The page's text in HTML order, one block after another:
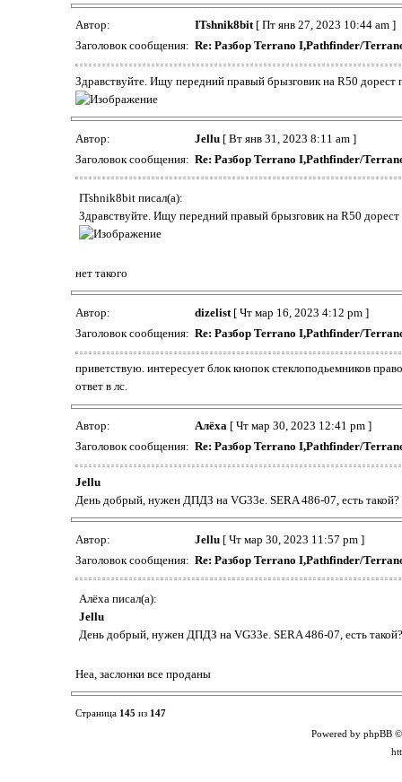
Автор: ITshnik8bit[ Пт янв 27, 2023 10:44 am ]
Заголовок сообщения: Re: Разбор Terrano I,Pathfinder/
Здравствуйте. Ищу передний правый брызговик на R50 дорест
Автор: Jellu[ Вт янв 31, 2023 8:11 am ]
Заголовок сообщения: Re: Разбор Terrano I,Pathfinder/
ITshnik8bit писал(а):
Здравствуйте. Ищу передний правый брызговик на R50
нет такого
Автор: dizelist[ Чт мар 16, 2023 4:12 pm ]
Заголовок сообщения: Re: Разбор Terrano I,Pathfinder/
приветствую. интересует блок кнопок стеклоподьемников
ответ в лс.
Автор: Алёха[ Чт мар 30, 2023 12:41 pm ]
Заголовок сообщения: Re: Разбор Terrano I,Pathfinder/
Jellu
День добрый, нужен ДПДЗ на VG33e. SERA 486-07, есть такой?
Автор: Jellu[ Чт мар 30, 2023 11:57 pm ]
Заголовок сообщения: Re: Разбор Terrano I,Pathfinder/
Алёха писал(а):
Jellu
День добрый, нужен ДПДЗ на VG33e. SERA 486-07, есть такой?
Неа, заслонки все проданы
Страница 145 из 147
Powered by phpBB